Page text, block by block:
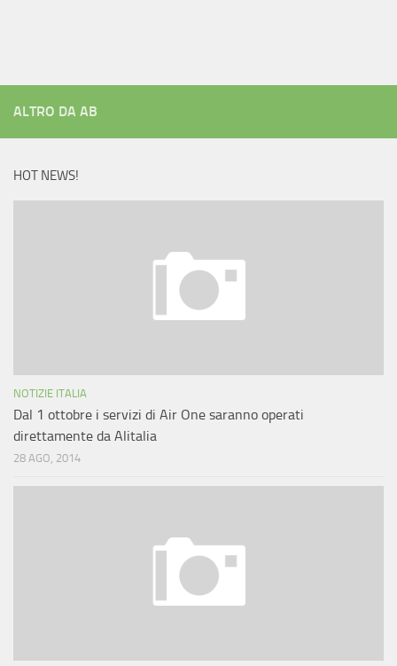
ALTRO DA AB
HOT NEWS!
NOTIZIE ITALIA
Dal 1 ottobre i servizi di Air One saranno operati
direttamente da Alitalia
28 AGO, 2014